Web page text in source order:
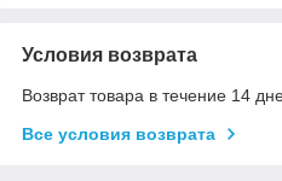
Условия возврата
Возврат товара в течение 14
Все условия возврата